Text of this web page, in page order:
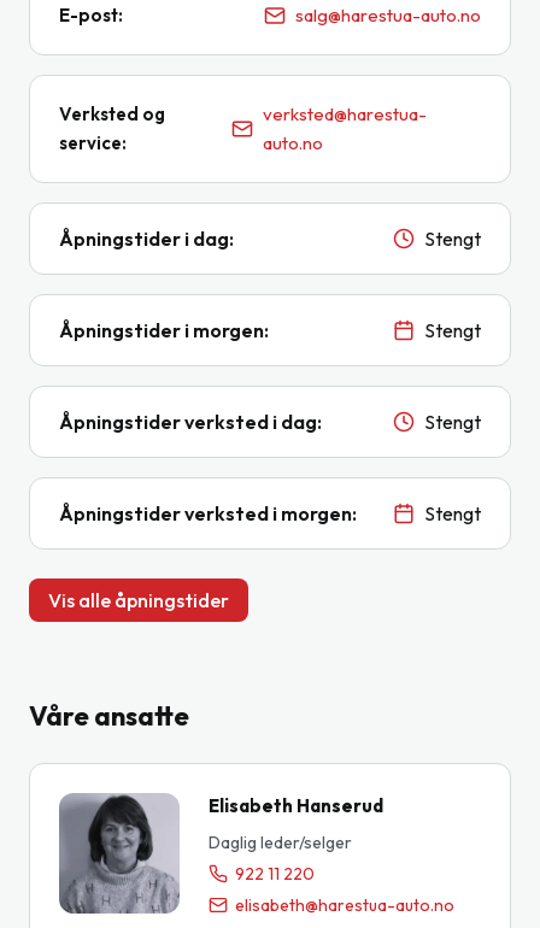
E-post: salg@harestua-auto.no
Verksted og
service:
verksted@harestua-
auto.no
Åpningstider i dag: Stengt
Åpningstider i morgen: Stengt
Åpningstider verksted i dag: Stengt
Åpningstider verksted i morgen: Stengt
Vis alle åpningstider
Våre ansatte
Elisabeth Hanserud
Daglig leder/selger
922 11 220
elisabeth@harestua-auto.no